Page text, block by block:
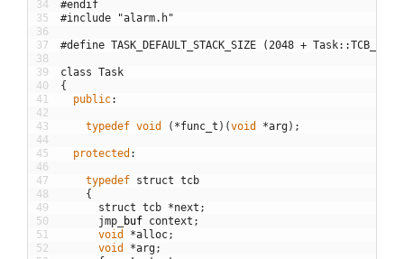
34
35
36
37
38
39
40
41
42
43
44
45
46
47
48
49
50
51
52
#endif
#include "alarm.h"
#define TASK_DEFAULT_STACK_SIZE (2048 +
class Task
{
public:
typedef void ( *func_t ) (void *arg) ;
protected :
typedef struct tcb
{
struct tcb *next ;
jmp
buf context ;
void
*alloc;
void
*arg;